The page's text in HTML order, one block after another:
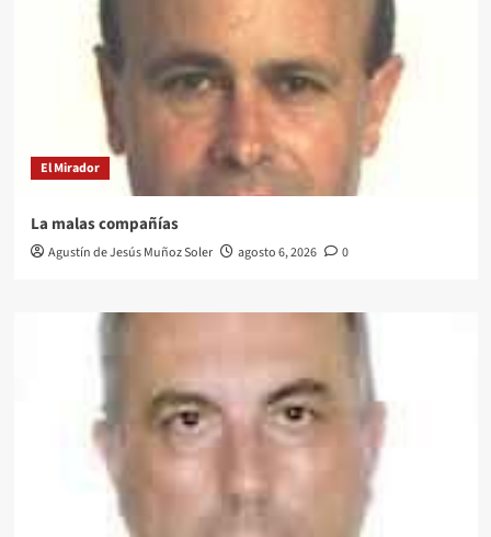
El Mirador
La malas compañías
Agustín de Jesús Muñoz Soler agosto 6, 2026 0